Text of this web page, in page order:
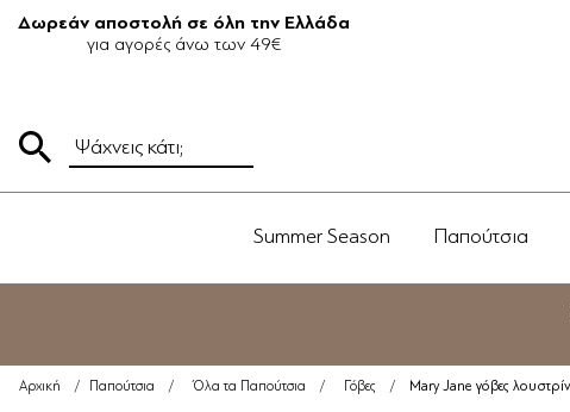
Δωρεάν αποστολή σε όλη την Ελλάδα
για αγορές άνω των 49€
Summer Season Παπούτσια
Αρχική / Παπούτσια / Όλα τα Παπούτσια / Γόβες / Mary Jane γόβες